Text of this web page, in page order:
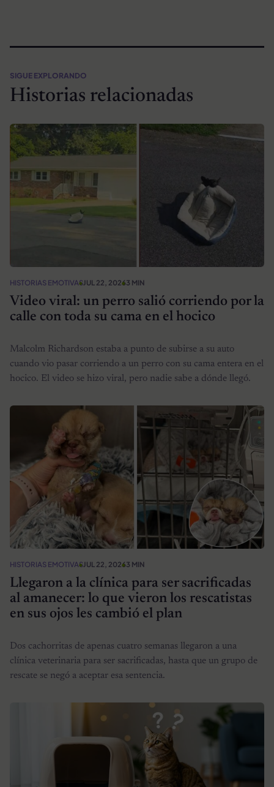
SIGUE EXPLORANDO
Historias relacionadas
HISTORIAS EMOTIVASJUL 22, 20263 MIN
Video viral: un perro salió corriendo por la
calle con toda su cama en el hocico
Malcolm Richardson estaba a punto de subirse a su auto
cuando vio pasar corriendo a un perro con su cama entera en el
hocico. El video se hizo viral, pero nadie sabe a dónde llegó.
HISTORIAS EMOTIVASJUL 22, 20263 MIN
Llegaron a la clínica para ser sacrificadas
al amanecer: lo que vieron los rescatistas
en sus ojos les cambió el plan
Dos cachorritas de apenas cuatro semanas llegaron a una
clínica veterinaria para ser sacrificadas, hasta que un grupo de
rescate se negó a aceptar esa sentencia.